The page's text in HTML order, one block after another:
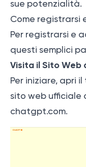
sue potenzialità.
Come registrarsi
Per registrarsi e
questi semplici
Visita il Sito Web
Per iniziare, apri
sito web ufficiale
chatgpt.com.